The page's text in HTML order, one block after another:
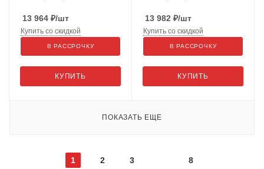
13 964 ₽/шт
КУПИТЬ
Купить со скидкой
В РАССРОЧКУ
13 982 ₽/шт
КУПИТЬ
Купить со скидкой
В РАССРОЧКУ
ПОКАЗАТЬ ЕЩЕ
1 2 3 8